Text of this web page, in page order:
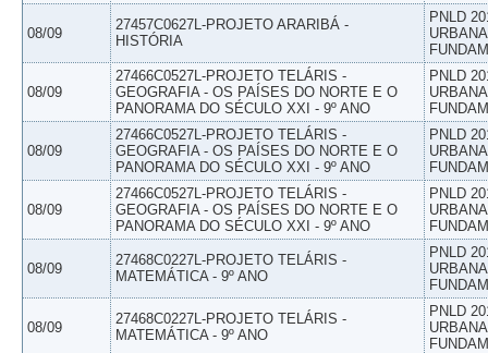
08/09
27457C0627L-PROJETO ARARIBÁ -
HISTÓRIA
PNLD
08/09
27466C0527L-PROJETO TELÁRIS -
GEOGRAFIA - OS PAÍSES DO NORTE E O
PANORAMA DO SÉCULO XXI - 9º ANO
PNLD
08/09
27466C0527L-PROJETO TELÁRIS -
GEOGRAFIA - OS PAÍSES DO NORTE E O
PANORAMA DO SÉCULO XXI - 9º ANO
PNLD
08/09
27466C0527L-PROJETO TELÁRIS -
GEOGRAFIA - OS PAÍSES DO NORTE E O
PANORAMA DO SÉCULO XXI - 9º ANO
PNLD
08/09
27468C0227L-PROJETO TELÁRIS -
MATEMÁTICA - 9º ANO
PNLD
08/09
27468C0227L-PROJETO TELÁRIS -
MATEMÁTICA - 9º ANO
PNLD